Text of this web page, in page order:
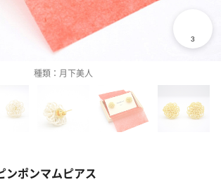
種類：月下美人
ポンマムピアス